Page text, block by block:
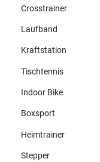
Crosstrainer
Laufband
Kraftstation
Tischtennis
Indoor Bike
Boxsport
Heimtrainer
Stepper